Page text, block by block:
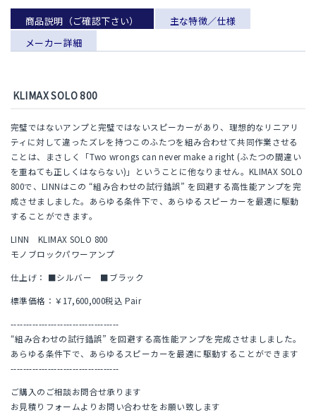
商品説明（ご確認下さい）
主な特徴／仕様
メーカー詳細
KLIMAX SOLO 800
完璧ではないアンプと完璧ではないスピーカーがあり、理想的なリニアリ
ティに対して違ったズレを持つこのふたつを組み合わせて共同作業させる
ことは、まさしく「Two wrongs can never make a right (ふたつの間違い
を重ねても正しくはならない)」ということに他なりません。KLIMAX SOLO
800で、LINNはこの “組み合わせの試行錯誤” を回避する高性能アンプを完
成させましました。あらゆる条件下で、あらゆるスピーカーを最適に駆動
することができます。
LINN KLIMAX SOLO 800
モノブロックパワーアンプ
仕上げ： ■シルバー ■ブラック
標準価格：￥17,600,000税込 Pair
-----------------------------------
“組み合わせの試行錯誤” を回避する高性能アンプを完成させましました。
あらゆる条件下で、あらゆるスピーカーを最適に駆動することができます
-----------------------------------
ご購入のご相談お問合せ承ります
お見積りフォームよりお問い合わせをお願い致します